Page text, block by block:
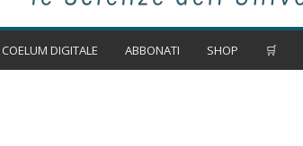
COELUM DIGITALE ABBONATI SHOP 🛒